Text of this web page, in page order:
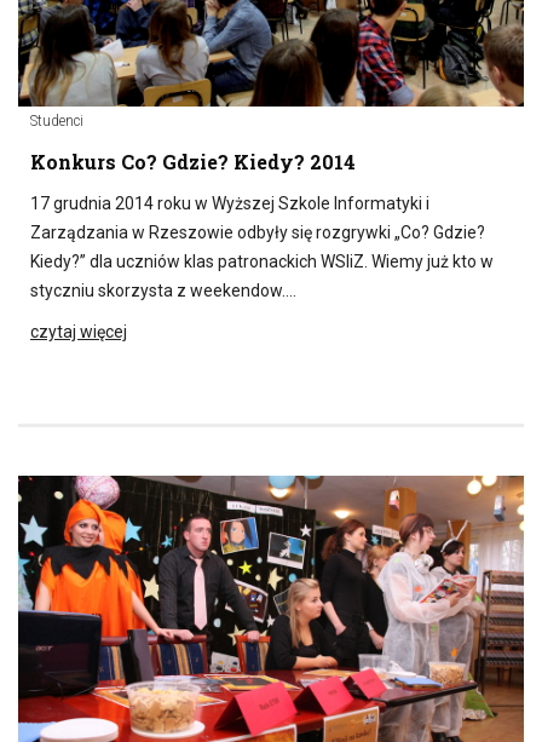
Studenci
Konkurs Co? Gdzie? Kiedy? 2014
17 grudnia 2014 roku w Wyższej Szkole Informatyki i
Zarządzania w Rzeszowie odbyły się rozgrywki „Co? Gdzie?
Kiedy?” dla uczniów klas patronackich WSIiZ. Wiemy już kto w
styczniu skorzysta z weekendow….
czytaj więcej